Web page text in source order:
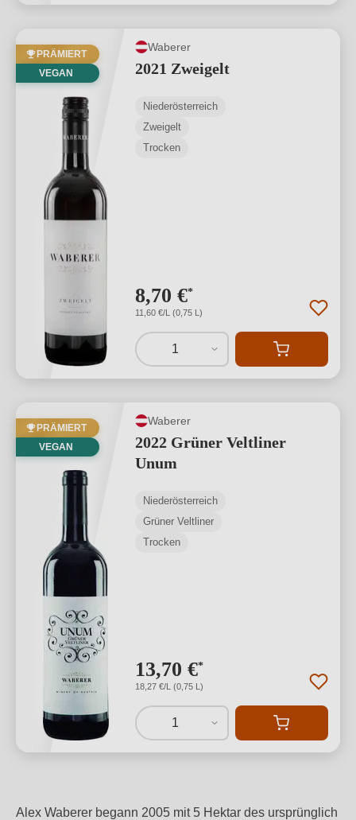
PRÄMIERT
VEGAN
Waberer
2021 Zweigelt
Niederösterreich
Zweigelt
Trocken
8,70 €*
11,60 €/L (0,75 L)
1
PRÄMIERT
VEGAN
Waberer
2022 Grüner Veltliner
Unum
Niederösterreich
Grüner Veltliner
Trocken
13,70 €*
18,27 €/L (0,75 L)
1
Alex Waberer begann 2005 mit 5 Hektar des ursprünglich